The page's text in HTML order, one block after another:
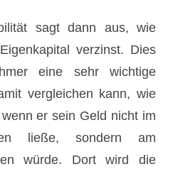
sagt dann aus, wie
verzinst. Dies
eine sehr wichtige
vergleichen kann, wie
er sein Geld nicht im
ließe, sondern am
würde. Dort wird die